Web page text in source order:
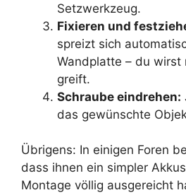
Setzwerkzeug.
Fixieren und
spreizt sich
Wandplatte – du wirst
greift.
Schraube eindrehen:
das gewünschte
Übrigens: In einigen Foren
dass ihnen ein simpler
Montage völlig ausgereicht